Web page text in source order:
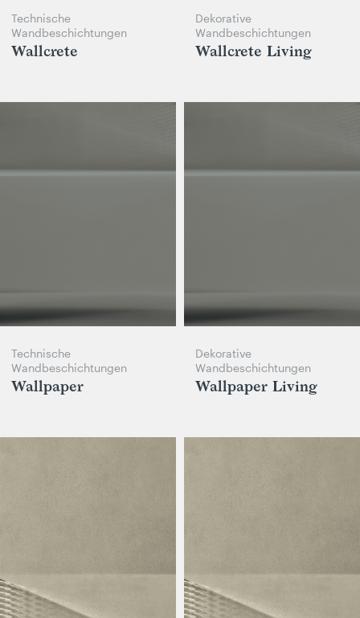
Technische
Wandbeschichtungen
Wallcrete
Dekorative
Wandbeschichtungen
Wallcrete Living
Technische
Wandbeschichtungen
Wallpaper
Dekorative
Wandbeschichtungen
Wallpaper Living